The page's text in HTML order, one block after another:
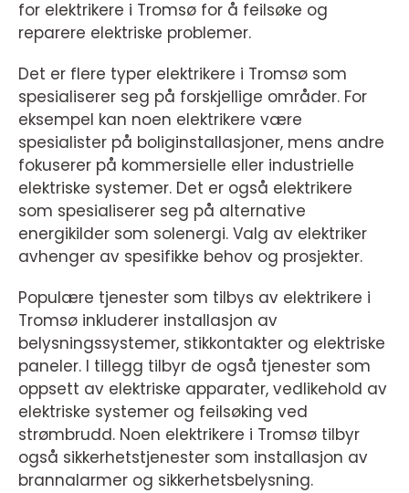
for elektrikere i Tromsø for å feilsøke og
reparere elektriske problemer.
Det er flere typer elektrikere i Tromsø som
spesialiserer seg på forskjellige områder. For
eksempel kan noen elektrikere være
spesialister på boliginstallasjoner, mens andre
fokuserer på kommersielle eller industrielle
elektriske systemer. Det er også elektrikere
som spesialiserer seg på alternative
energikilder som solenergi. Valg av elektriker
avhenger av spesifikke behov og prosjekter.
Populære tjenester som tilbys av elektrikere i
Tromsø inkluderer installasjon av
belysningssystemer, stikkontakter og elektriske
paneler. I tillegg tilbyr de også tjenester som
oppsett av elektriske apparater, vedlikehold av
elektriske systemer og feilsøking ved
strømbrudd. Noen elektrikere i Tromsø tilbyr
også sikkerhetstjenester som installasjon av
brannalarmer og sikkerhetsbelysning.